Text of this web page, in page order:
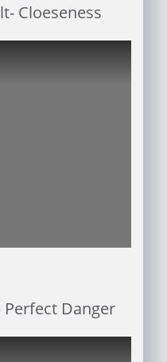
Cloeseness
Perfect Danger